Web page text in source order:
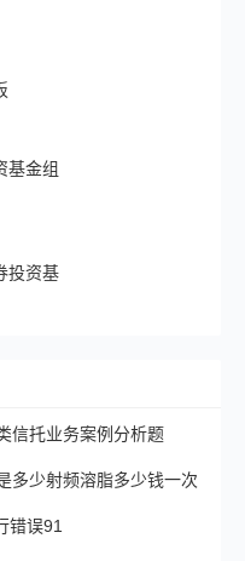
基金组
投资基
信托业务案例分析题
多少射频溶脂多少钱一次
错误91